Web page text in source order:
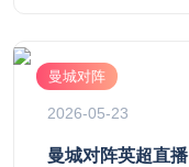
曼城对阵
2026-05-23
曼城对阵英超直